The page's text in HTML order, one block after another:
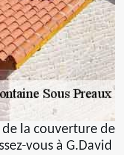
la couverture de
vous à G.David